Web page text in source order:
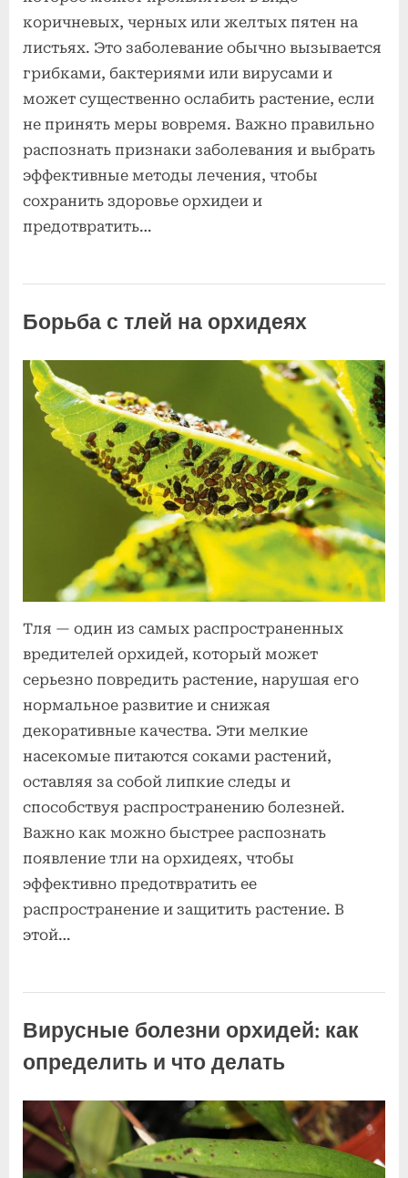
коричневых, черных или желтых пятен на
листьях. Это заболевание обычно вызывается
грибками, бактериями или вирусами и
может существенно ослабить растение, если
не принять меры вовремя. Важно правильно
распознать признаки заболевания и выбрать
эффективные методы лечения, чтобы
сохранить здоровье орхидеи и
предотвратить…
вредители
орхидей
Борьба с тлей на орхидеях
Posted
on
июля
2025
By
admin
Комментариев
записи
Борьба
с
тлей
на
орхидеях
нет
Тля — один из самых распространенных
вредителей орхидей, который может
серьезно повредить растение, нарушая его
нормальное развитие и снижая
декоративные качества. Эти мелкие
насекомые питаются соками растений,
оставляя за собой липкие следы и
способствуя распространению болезней.
Важно как можно быстрее распознать
появление тли на орхидеях, чтобы
эффективно предотвратить ее
распространение и защитить растение. В
этой…
вредители
орхидей
Вирусные болезни орхидей: как
определить и что делать
Posted
on
2
июля
By
admin
Комментариевк
записи
нет